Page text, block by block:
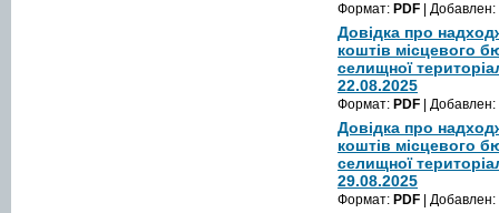
Формат: PDF | Добавлен:
Довідка про
коштів місцевого
селищної
22.08.2025
Формат: PDF | Добавлен:
Довідка про
коштів місцевого
селищної
29.08.2025
Формат: PDF | Добавлен: